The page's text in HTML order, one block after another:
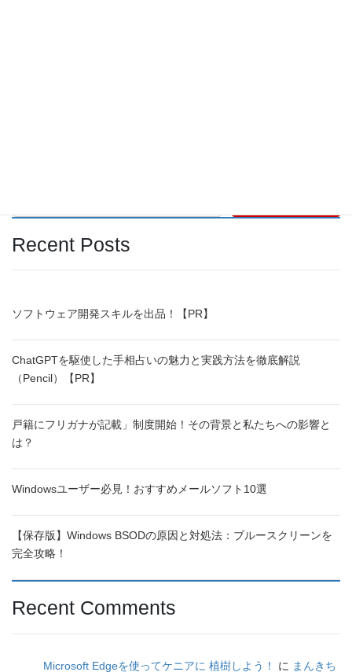
Recent Posts
ソフトウェア開発スキルを出品！【PR】
ChatGPTを駆使した手相占いの魅力と実践方法を徹底解説
（Pencil）【PR】
戸籍にフリガナが記載」制度開始！その背景と私たちへの影響と
は？
Windowsユーザー必見！おすすめメールソフト10選
【保存版】Windows BSODの原因と対処法：ブルースクリーンを
完全攻略！
Recent Comments
Microsoft Edgeを使ってケニアに 植樹しよう！ に まんきち